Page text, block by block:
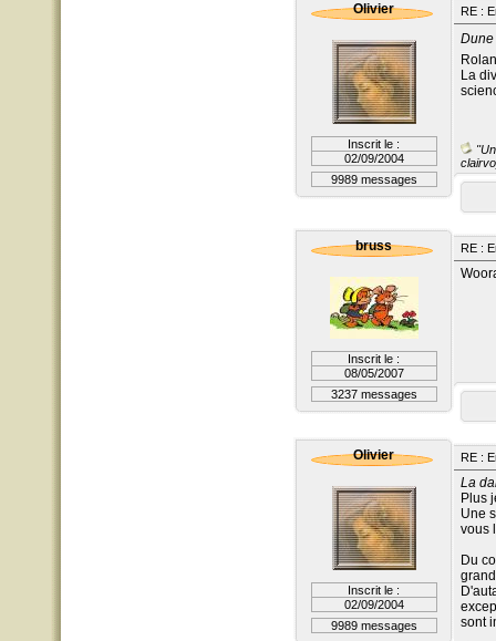
Olivier
Inscrit le :
02/09/2004
9989 messages
RE :
Dune
La
bruss
Inscrit le :
08/05/2007
3237 messages
RE :
Olivier
Inscrit le :
02/09/2004
9989 messages
RE :
La
Plus
Une
vous
Du
sont